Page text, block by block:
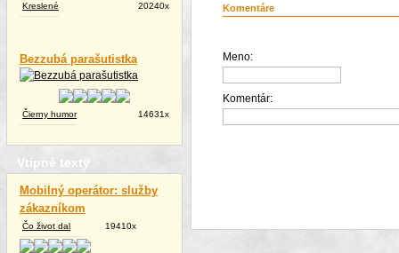
Kreslené 20240x
Bezzubá parašutistka
Čierny humor 14631x
Vtipné texty
Mobilný operátor: služby
zákazníkom
Čo život dal 19410x
Komentáre
Meno:
Komentár: